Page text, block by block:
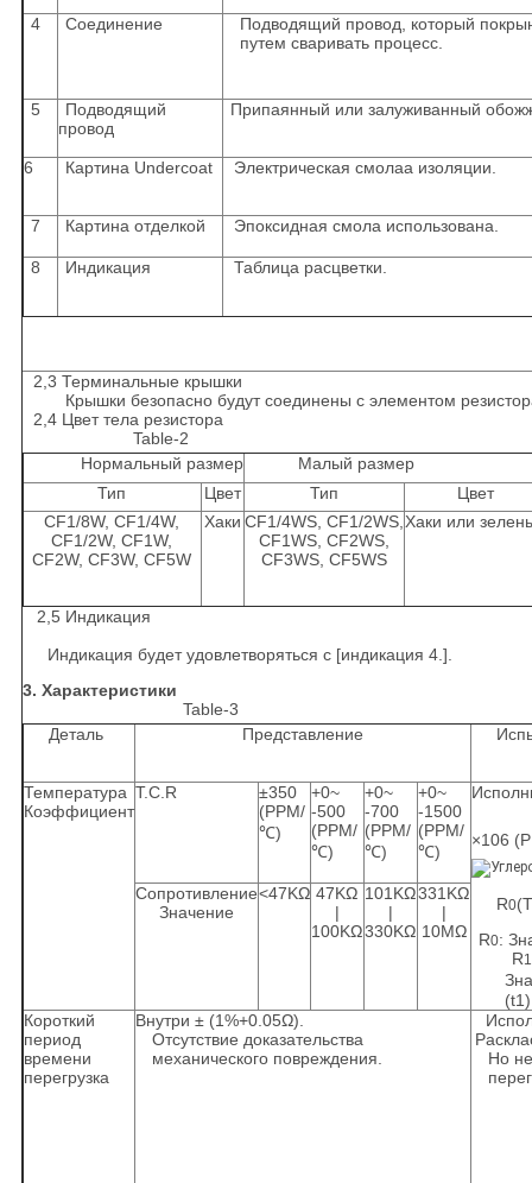
4 Соединение
Подводящий провод, который
путем сваривать процесс.
5
Подводящий
провод
Припаянный или залуживанный
6 Картина Undercoat Электрическая смолаа изоляции.
7 Картина отделкой Эпоксидная смола использована.
8 Индикация Таблица расцветки.
2,3 Терминальные крышки
Крышки безопасно будут соединены с элементом
2,4 Цвет тела резистора
Table-2
Нормальный размер
Малый размер
Тип
Цвет Тип
Цвет
CF1/8W, CF1/4W,
CF1/2W, CF1W,
CF2W, CF3W, CF5W
Хаки CF1/4WS, CF1/2WS,
CF1WS, CF2WS,
CF3WS, CF5WS
Хаки или
2,5 Индикация
Индикация будет удовлетворяться с [индикация 4.].
3. Характеристики
Table-3
Деталь
Представление
Температура
Коэффициент
T.C.R
±350
(PPM/
℃)
+0~
-500
(PPM/
℃)
+0~
-700
(PPM/
℃)
+0~
-1500
(PPM/
℃)
×106
R0(T
R0:
R1
(t1)
Сопротивление
Значение
<47KΩ 47KΩ
|
100KΩ
101KΩ
|
330KΩ
331KΩ
|
10MΩ
Короткий
период
времени
перегрузка
Внутри ± (1%+0.05Ω).
Отсутствие доказательства
механического повреждения.
Но